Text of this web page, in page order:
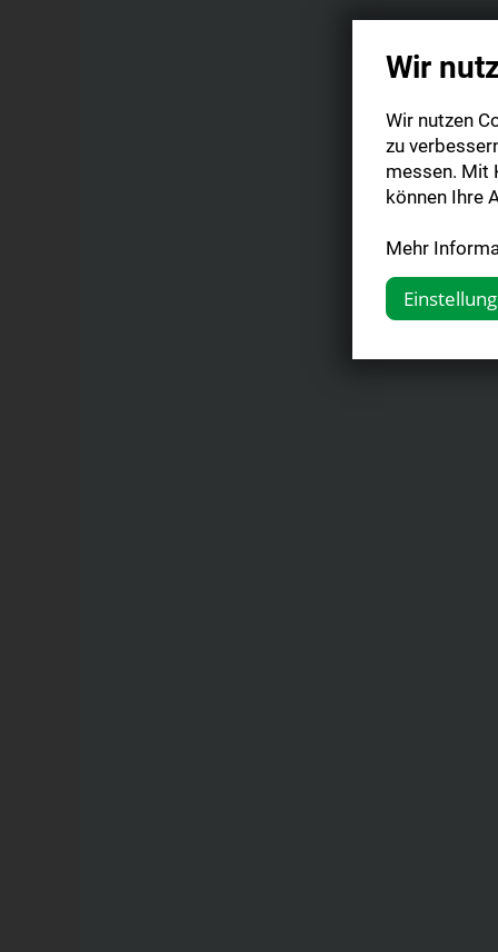
Wir
Wir nutzen
zu
messen. Mit
können Ihre
Mehr